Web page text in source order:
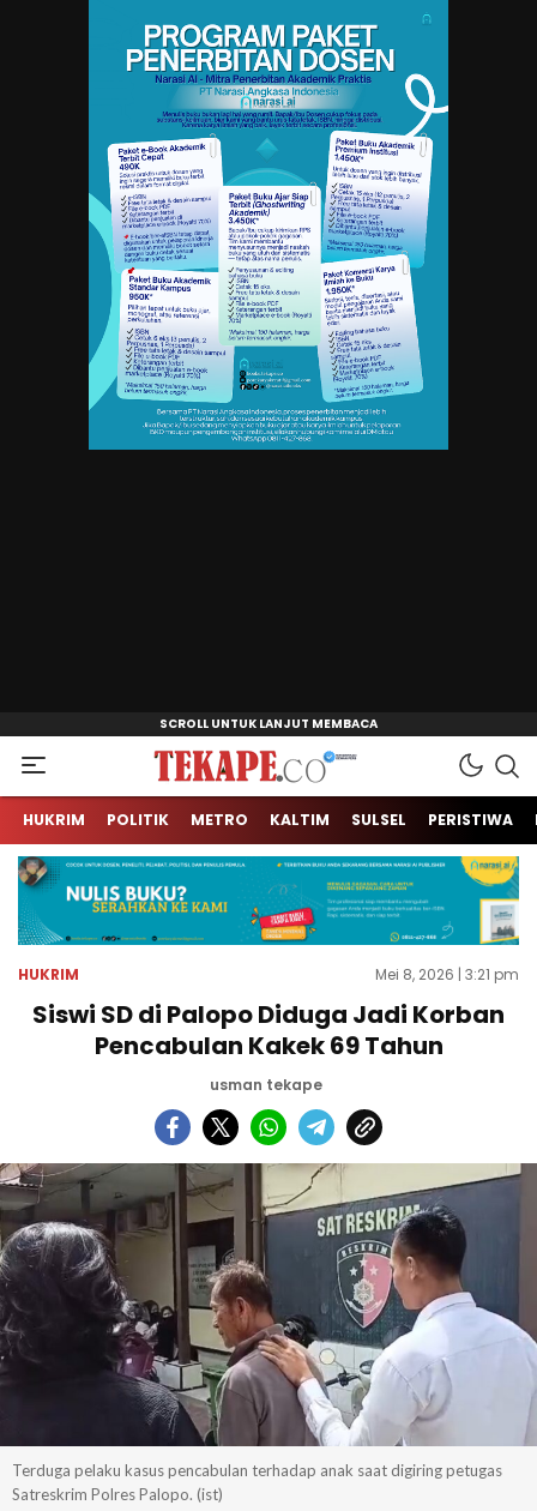
Tekape.co
Jendela Informasi Kita
HUKRIM POLITIK METRO KALTIM SULSEL PERISTIWA
HUKRIM Mei 8, 2026 | 3:21 pm
Siswi SD di Palopo Diduga Jadi Korban
Pencabulan Kakek 69 Tahun
usman tekape
Terduga pelaku kasus pencabulan terhadap anak saat digiring petugas
Satreskrim Polres Palopo. (ist)